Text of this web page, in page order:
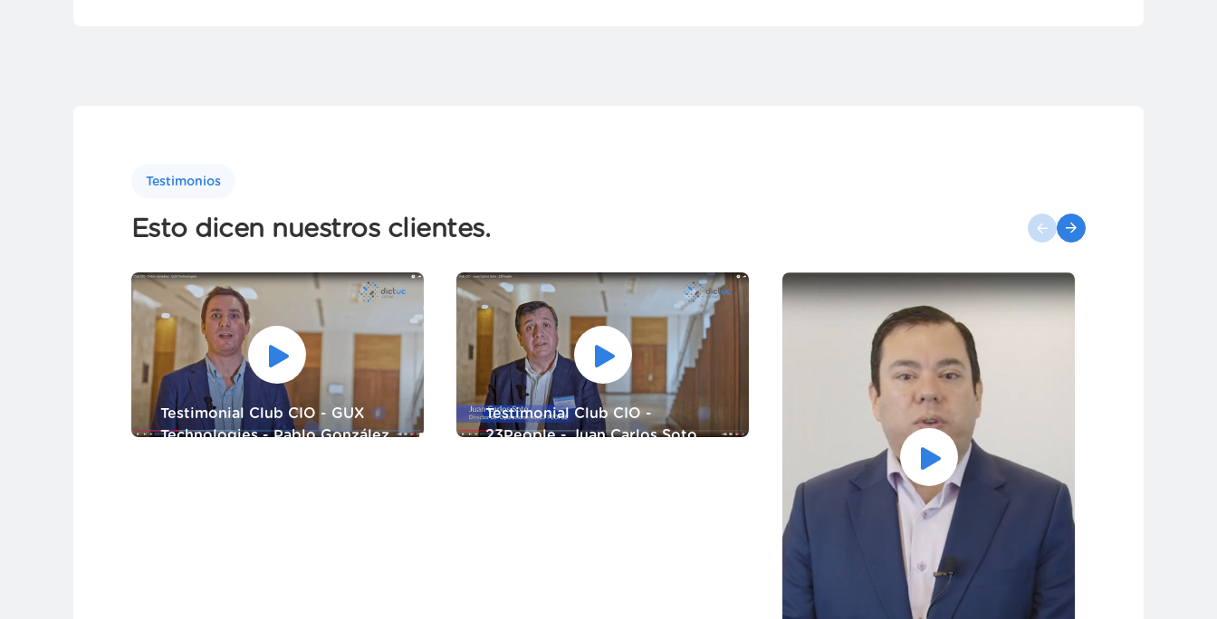
Testimonios
Esto dicen nuestros clientes.
Testimonial Club CIO - GUX
Technologies - Pablo González
Testimonial Club CIO -
23People - Juan Carlos Soto